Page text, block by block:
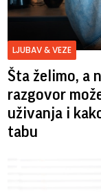
LJUBAV & VEZE
Šta želimo, a
razgovor
uživanja i
tabu